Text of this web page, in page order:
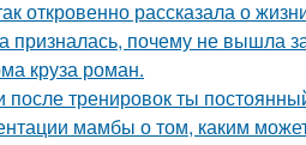
откровенно рассказала о
почему не вышла
круза роман.
после тренировок ты
мамбы о том, каким